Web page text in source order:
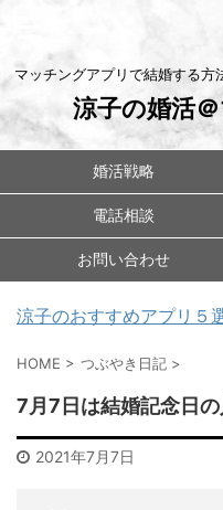
マッチングアプリで結婚する方
涼子の婚活
婚活戦略
電話相談
お問い合わせ
涼子のおすすめアプリ５
HOME > つぶやき日記 >
7月7日は結婚記念日
2021年7月7日